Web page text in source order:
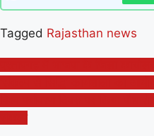
Tagged Rajasthan news
Post
navigation